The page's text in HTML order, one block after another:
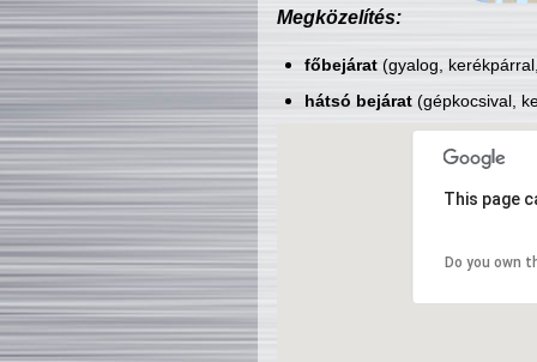
Megközelítés:
főbejárat(gyalog,
hátsó bejárat(gépkocsival,
This page
Do you own